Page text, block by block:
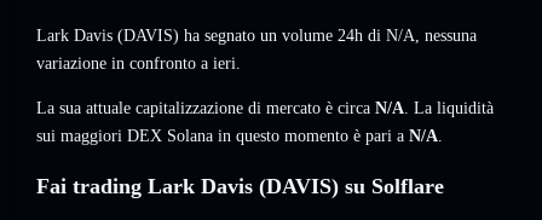
Lark Davis (DAVIS) ha segnato un volume 24h di N/A, nessuna
variazione in confronto a ieri.
La sua attuale capitalizzazione di mercato è circa N/A. La liquidità
sui maggiori DEX Solana in questo momento è pari a N/A.
Fai trading Lark Davis (DAVIS) su Solflare